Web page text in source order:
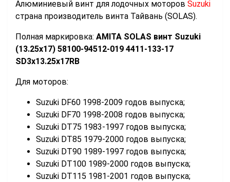
Алюминиевый винт для лодочных моторов Suzuki
страна производитель винта Тайвань (SOLAS).
Полная маркировка: АМIТА SOLAS винт Suzuki
(13.25x17) 58100-94512-019 4411-133-17
SD3x13.25x17RB
Для моторов:
Suzuki DF60 1998-2009 годов выпуска;
Suzuki DF70 1998-2008 годов выпуска;
Suzuki DT75 1983-1997 годов выпуска;
Suzuki DT85 1979-2000 годов выпуска;
Suzuki DT90 1989-1997 годов выпуска;
Suzuki DT100 1989-2000 годов выпуска;
Suzuki DT115 1981 -2001 годов выпуска;